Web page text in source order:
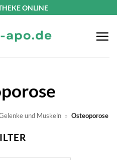
ONLINE
und Muskeln » Osteoporose